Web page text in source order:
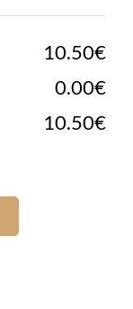
10.50€
0.00€
10.50€